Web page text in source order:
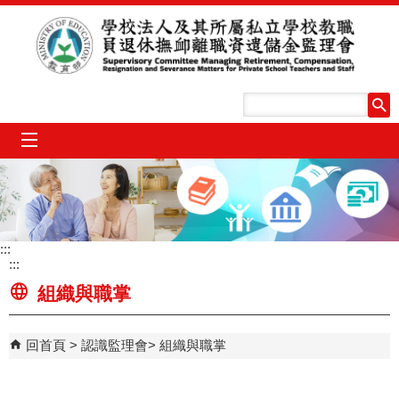
跳到主要內容區塊
:::
:::
組織與職掌
回首頁 認識監理會 組織與職掌